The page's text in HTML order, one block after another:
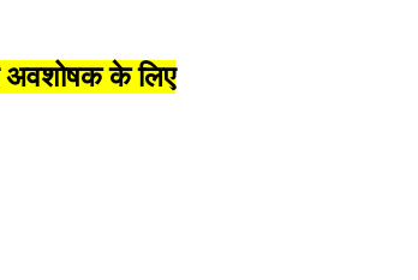
अवशोषक के लिए